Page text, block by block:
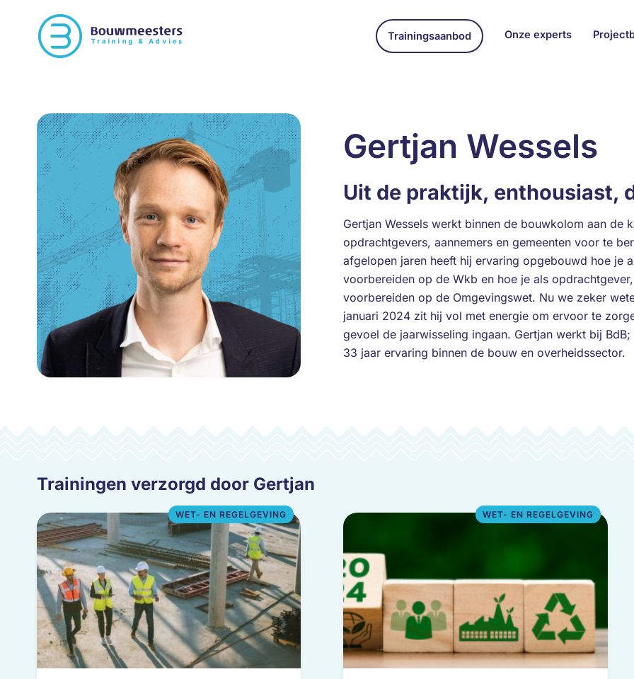
Trainingsaanbod Onze experts
Gertjan Wessels
Uit de praktijk, enthousiast,
Gertjan Wessels werkt binnen de bouwkolom aan de
opdrachtgevers, aannemers en gemeenten voor te
afgelopen jaren heeft hij ervaring opgebouwd hoe je
voorbereiden op de Wkb en hoe je als
voorbereiden op de Omgevingswet. Nu we zeker
januari 2024 zit hij vol met energie om ervoor te
gevoel de jaarwisseling ingaan. Gertjan werkt bij
33 jaar ervaring binnen de bouw en overheidssector.
Trainingen verzorgd door Gertjan
WET- EN REGELGEVING WET- EN REGELGEVING